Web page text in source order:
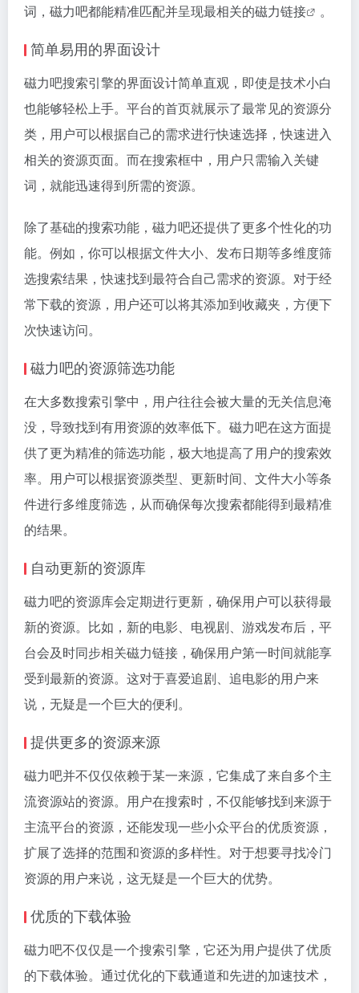
词，磁力吧都能精准匹配并呈现最相关的磁力链接 。
简单易用的界面设计
磁力吧搜索引擎的界面设计简单直观，即使是技术小白
也能够轻松上手。平台的首页就展示了最常见的资源分
类，用户可以根据自己的需求进行快速选择，快速进入
相关的资源页面。而在搜索框中，用户只需输入关键
词，就能迅速得到所需的资源。
除了基础的搜索功能，磁力吧还提供了更多个性化的功
能。例如，你可以根据文件大小、发布日期等多维度筛
选搜索结果，快速找到最符合自己需求的资源。对于经
常下载的资源，用户还可以将其添加到收藏夹，方便下
次快速访问。
磁力吧的资源筛选功能
在大多数搜索引擎中，用户往往会被大量的无关信息淹
没，导致找到有用资源的效率低下。磁力吧在这方面提
供了更为精准的筛选功能，极大地提高了用户的搜索效
率。用户可以根据资源类型、更新时间、文件大小等条
件进行多维度筛选，从而确保每次搜索都能得到最精准
的结果。
自动更新的资源库
磁力吧的资源库会定期进行更新，确保用户可以获得最
新的资源。比如，新的电影、电视剧、游戏发布后，平
台会及时同步相关磁力链接 ，确保用户第一时间就能享
受到最新的资源。这对于喜爱追剧、追电影的用户来
说，无疑是一个巨大的便利。
提供更多的资源来源
磁力吧并不仅仅依赖于某一来源，它集成了来自多个主
流资源站的资源。用户在搜索时，不仅能够找到来源于
主流平台的资源，还能发现一些小众平台的优质资源，
扩展了选择的范围和资源的多样性。对于想要寻找冷门
资源的用户来说，这无疑是一个巨大的优势。
优质的下载体验
磁力吧不仅仅是一个搜索引擎，它还为用户提供了优质
的下载体验。通过优化的下载通道和先进的加速技术，